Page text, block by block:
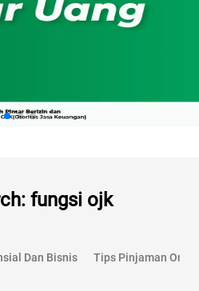
fungsi ojk
Dan Bisnis Tips Pinjaman